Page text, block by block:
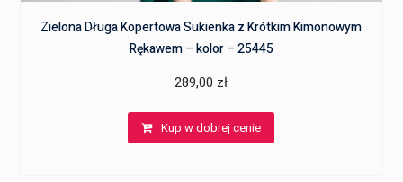
Zielona Długa Kopertowa Sukienka z Krótkim Kimonowym
Rękawem – kolor – 25445
289,00 zł
Kup w dobrej cenie